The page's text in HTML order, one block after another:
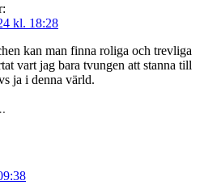
kl. 18:28
kan man finna roliga och trevliga
vart jag bara tvungen att stanna till
ja i denna värld.